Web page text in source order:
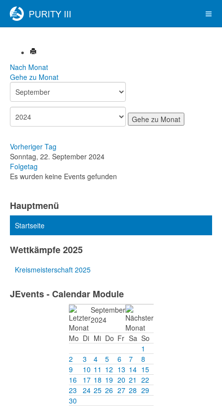
Nach Monat
Gehe zu Monat
Gehe zu Monat
Vorheriger Tag
Sonntag, 22. September 2024
Folgetag
Es wurden keine Events gefunden
Hauptmenü
Startseite
Wettkämpfe 2025
Kreismeisterschaft 2025
JEvents - Calendar Module
September
2024
Mo Di Mi Do Fr Sa So
1
2
3 4 5 6 7
8
9
10 11 12 13 14 15
16
17 18 19 20 21 22
23
24 25 26 27 28 29
30